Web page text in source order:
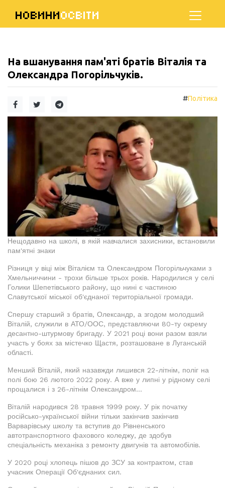
НОВИНИОСВІТИ
На вшанування пам'яті братів Віталія та
Олександра Погорільчуків.
#Політика
Нещодавно на школі, в якій навчалися захисники, встановили
пам'ятні знаки
Різниця у віці між Віталієм та Олександром Погорільчуками з
Хмельниччини - трохи більше трьох років. Народилися у селі
Голики Шепетівського району, що нині є частиною
Славутської міської об'єднаної територіальної громади.
Спершу старший з братів, Олександр, а згодом молодший
Віталій, служили в АТО/ООС, представляючи 80-ту окрему
десантно-штурмову бригаду. У 2021 році вони разом взяли
участь у боях за містечко Щастя, розташоване в Луганській
області.
Менший Віталій, який назавжди лишився 22-літнім, поліг на
полі бою 26 лютого 2022 року. А вже у липні у рідному селі
прощалися і з 26-літнім Олександром...
Віталій народився 28 травня 1999 року. У рік початку
російсько-української війни тільки закінчив закінчив
Варварівську школу та вступив до Рівненського
автотранспортного фахового коледжу, де здобув
спеціальність механіка з ремонту двигунів та автомобілів.
У 2020 році хлопець пішов до ЗСУ за контрактом, став
учасник Операції Об'єднаних сил.